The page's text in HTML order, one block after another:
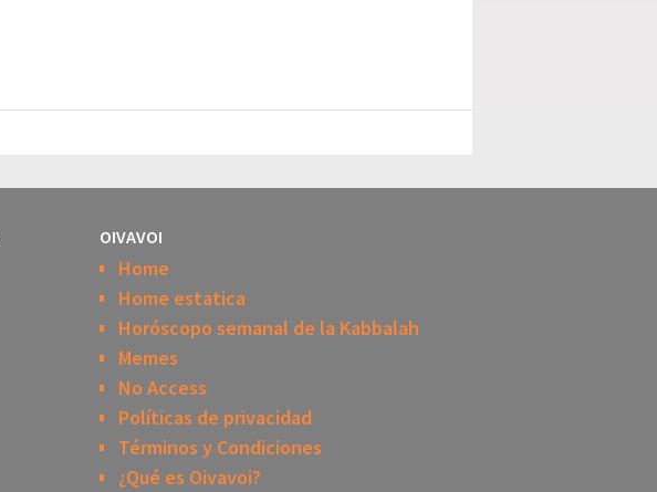
OIVAVOI
Home
Home estatica
Horóscopo semanal de la Kabbalah
Memes
No Access
Políticas de privacidad
Términos y Condiciones
¿Qué es Oivavoi?